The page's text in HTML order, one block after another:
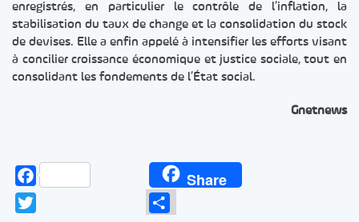
enregistrés, en particulier le contrôle de l’inflation, la
stabilisation du taux de change et la consolidation du stock
de devises. Elle a enfin appelé à intensifier les efforts visant
à concilier croissance économique et justice sociale, tout en
consolidant les fondements de l’État social.
Gnetnews
Facebook Share
Partager